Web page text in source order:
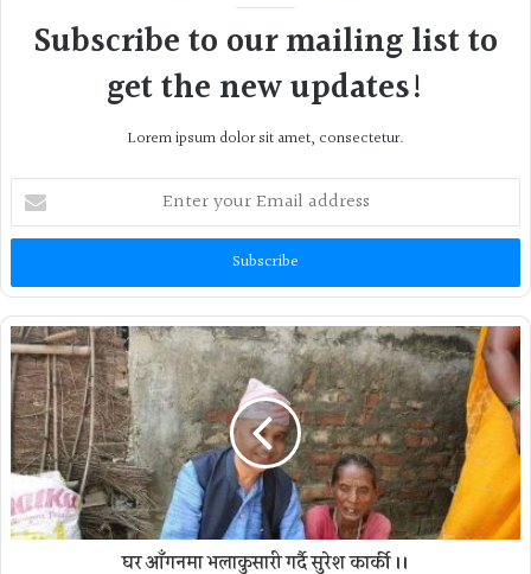
Subscribe to our mailing list to
get the new updates!
Lorem ipsum dolor sit amet, consectetur.
Enter
your
Email
घर आँगनमा भलाकुसारी गर्दै सुरेश कार्की ।।